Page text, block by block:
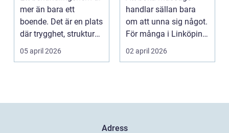
mer än bara ett
boende. Det är en plats
där trygghet, struktur
och professione...
05 april 2026
handlar sällan bara
om att unna sig något.
För många i Linköping
har regelbunden ma...
02 april 2026
Adress